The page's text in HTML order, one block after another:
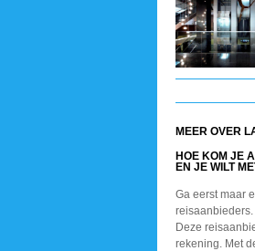
MEER OVER
HOE KOM JE
EN JE WILT
Ga eerst maar
Deze
rekening. Met